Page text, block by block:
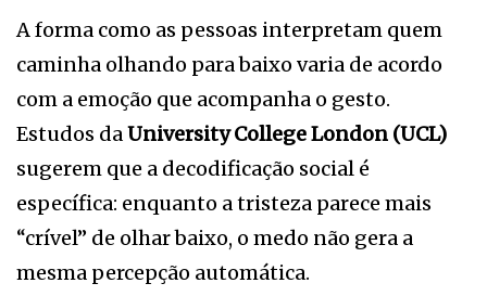
A forma como as pessoas interpretam quem
caminha olhando para baixo varia de acordo
com a emoção que acompanha o gesto.
Estudos da University College London (UCL)
sugerem que a decodificação social é
específica: enquanto a tristeza parece mais
“crível” de olhar baixo, o medo não gera a
mesma percepção automática.